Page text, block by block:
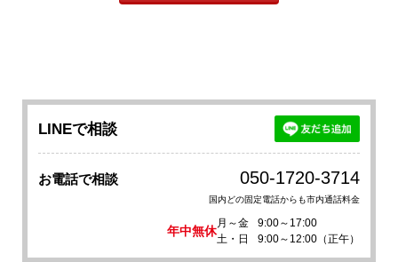
LINEで相談
お電話で相談 050-1720-3714
国内どの固定電話からも市内通話料金
年中無休
月～金
9:00～17:00
土・日
9:00～12:00（正午）